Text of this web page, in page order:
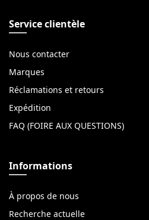
Service clientèle
Nous contacter
Marques
Réclamations et retours
Expédition
FAQ (FOIRE AUX QUESTIONS)
Informations
À propos de nous
Recherche actuelle